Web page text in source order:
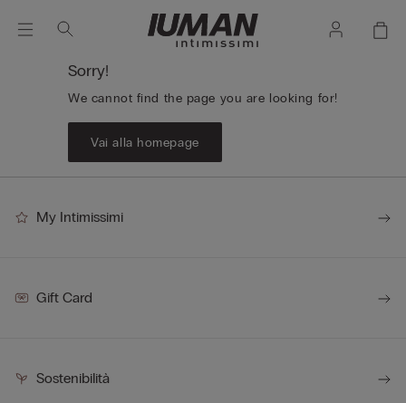
Sorry!
We cannot find the page you are looking for!
Vai alla homepage
My Intimissimi
Gift Card
Sostenibilità